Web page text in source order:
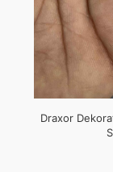
Draxor